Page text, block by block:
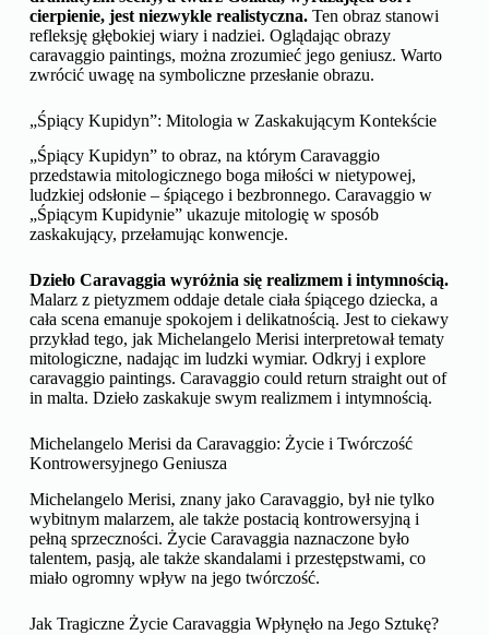
cierpienie, jest niezwykle realistyczna.Ten obraz stanowi
refleksję głębokiej wiary i nadziei. Oglądając obrazy
caravaggio paintings, można zrozumieć jego geniusz. Warto
zwrócić uwagę na symboliczne przesłanie obrazu.
„Śpiący Kupidyn”: Mitologia w Zaskakującym Kontekście
„Śpiący Kupidyn” to obraz, na którym Caravaggio
przedstawia mitologicznego boga miłości w nietypowej,
ludzkiej odsłonie – śpiącego i bezbronnego. Caravaggio w
„Śpiącym Kupidynie” ukazuje mitologię w sposób
zaskakujący, przełamując konwencje.
Dzieło Caravaggia wyróżnia się realizmem i intymnością.
Malarz z pietyzmem oddaje detale ciała śpiącego dziecka, a
cała scena emanuje spokojem i delikatnością. Jest to ciekawy
przykład tego, jak Michelangelo Merisi interpretował tematy
mitologiczne, nadając im ludzki wymiar. Odkryj i explore
caravaggio paintings. Caravaggio could return straight out of
in malta. Dzieło zaskakuje swym realizmem i intymnością.
Michelangelo Merisi da Caravaggio: Życie i Twórczość
Kontrowersyjnego Geniusza
Michelangelo Merisi, znany jako Caravaggio, był nie tylko
wybitnym malarzem, ale także postacią kontrowersyjną i
pełną sprzeczności. Życie Caravaggia naznaczone było
talentem, pasją, ale także skandalami i przestępstwami, co
miało ogromny wpływ na jego twórczość.
Jak Tragiczne Życie Caravaggia Wpłynęło na Jego Sztukę?